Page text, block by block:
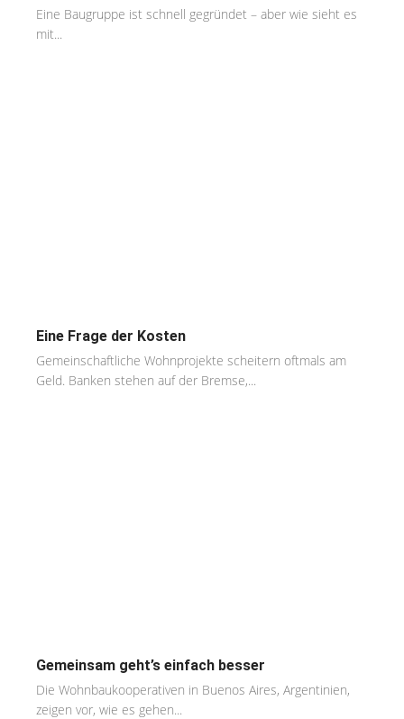
Eine Baugruppe ist schnell gegründet – aber wie sieht es
mit...
Eine Frage der Kosten
Gemeinschaftliche Wohnprojekte scheitern oftmals am
Geld. Banken stehen auf der Bremse,...
Gemeinsam geht’s einfach besser
Die Wohnbaukooperativen in Buenos Aires, Argentinien,
zeigen vor, wie es gehen...